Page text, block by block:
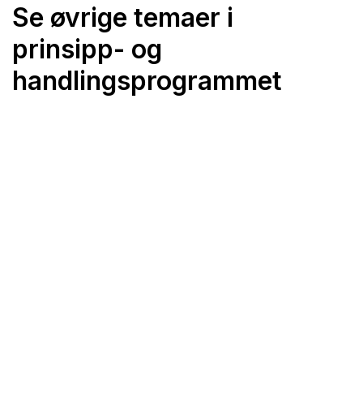
Se øvrige temaer i
prinsipp- og
handlingsprogrammet